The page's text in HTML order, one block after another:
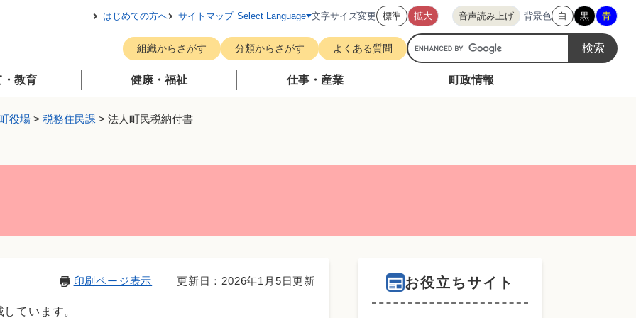
メニューを飛ばして本文へ
はじめての方へ サイトマップ Select Language 文字サイズ変更 標準 拡大 音声読み上げ 背景色 白 黒 青
組織からさがす 分類からさがす よくある質問
G
o
・教育 健康・福祉 仕事・産業 町政情報
役場 > 税務住民課 > 法人町民税納付書
印刷ページ表示 更新日：2026年1月5日更新
ています。
お役立ちサイト